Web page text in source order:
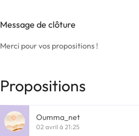
Message de clôture
Merci pour vos propositions !
Propositions
Oumma_net
02 avril à 21:25